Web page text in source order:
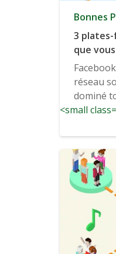
Bonnes
3
que
réseau
dominé
<small